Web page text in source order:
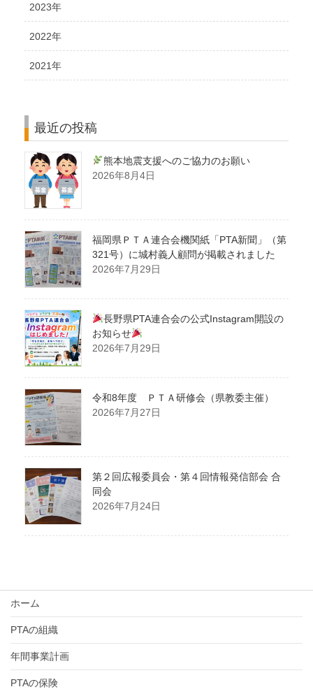
2023年
2022年
2021年
最近の投稿
熊本地震支援へのご協力のお願い
2026年8月4日
福岡県ＰＴＡ連合会機関紙「PTA新聞」（第
321号）に城村義人顧問が掲載されました
2026年7月29日
長野県PTA連合会の公式Instagram開設の
お知らせ
2026年7月29日
令和8年度 ＰＴＡ研修会（県教委主催）
2026年7月27日
第２回広報委員会・第４回情報発信部会 合
同会
2026年7月24日
ホーム
PTAの組織
年間事業計画
PTAの保険